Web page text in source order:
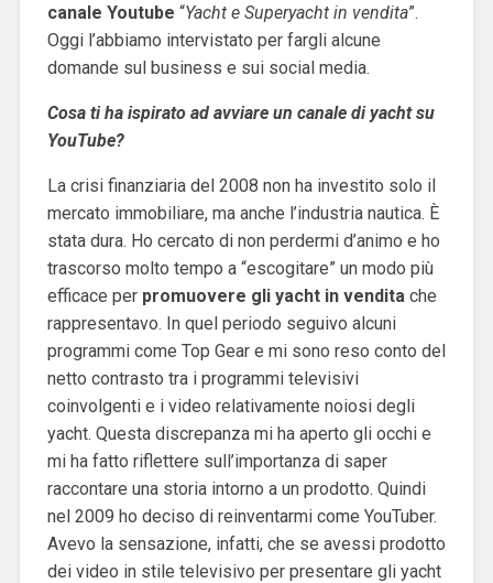
canale Youtube “Yacht e Superyacht in vendita”.
Oggi l’abbiamo intervistato per fargli alcune
domande sul business e sui social media.
Cosa ti ha ispirato ad avviare un canale di yacht su
YouTube?
La crisi finanziaria del 2008 non ha investito solo il
mercato immobiliare, ma anche l’industria nautica. È
stata dura. Ho cercato di non perdermi d’animo e ho
trascorso molto tempo a “escogitare” un modo più
efficace per promuovere gli yacht in vendita che
rappresentavo. In quel periodo seguivo alcuni
programmi come Top Gear e mi sono reso conto del
netto contrasto tra i programmi televisivi
coinvolgenti e i video relativamente noiosi degli
yacht. Questa discrepanza mi ha aperto gli occhi e
mi ha fatto riflettere sull’importanza di saper
raccontare una storia intorno a un prodotto. Quindi
nel 2009 ho deciso di reinventarmi come YouTuber.
Avevo la sensazione, infatti, che se avessi prodotto
dei video in stile televisivo per presentare gli yacht